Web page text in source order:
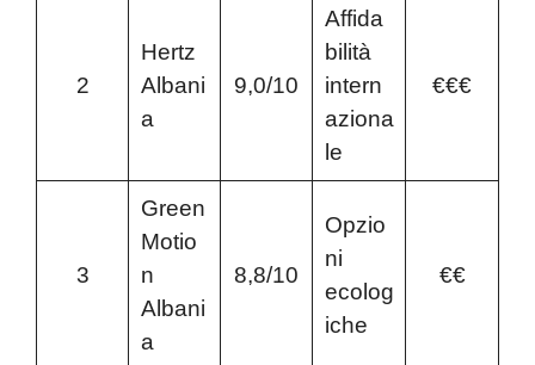
2
Hertz
Albani
a
9,0/10
Affida
bilità
intern
aziona
le
€€€
3
Green
Motio
n
Albani
a
8,8/10
Opzio
ni
ecolog
iche
€€